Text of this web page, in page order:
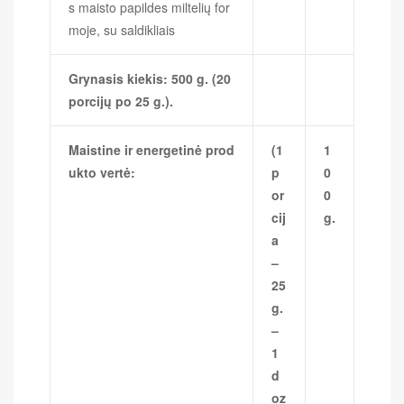
s maisto papildes miltelių for
moje, su saldikliais
Grynasis kiekis: 500 g. (20
porcijų po 25 g.).
Maistine ir energetinė prod
ukto vertė:
(1
p
or
cij
a
–
25
g.
–
1
d
oz
1
0
0
g.